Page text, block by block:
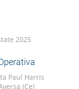
2025
Paul Harris
(Ce)